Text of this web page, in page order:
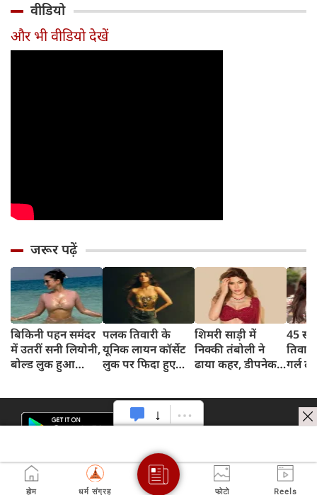
सफर
अधूरी मोहब्बत की
कहानी पूरी करने
पर नजर
नंबर-1
वीडियो
और भी वीडियो देखें
जरूर पढ़ें
बिकिनी पहन समंदर
में उतरीं सनी लियोनी,
बोल्ड लुक हुआ
पलक तिवारी के
यूनिक लायन कॉर्सेट
लुक पर फिदा हुए
शिमरी साड़ी में
निक्की तंबोली ने
ढाया कहर, डीपनेक
45
गर्ल
होम धर्म संग्रह फोटो Reels